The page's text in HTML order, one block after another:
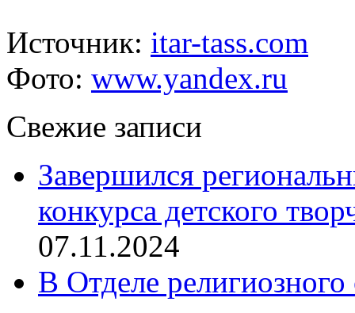
Источник: itar-tass.com
Фото: www.yandex.ru
Свежие записи
Завершился
конкурса детского
07.11.2024
В Отделе религиозного